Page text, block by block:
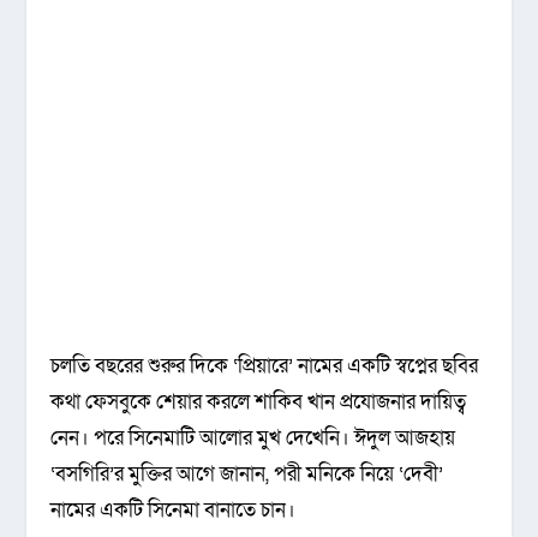
চলতি বছরের শুরুর দিকে ‘প্রিয়ারে’ নামের একটি স্বপ্নের ছবির
কথা ফেসবুকে শেয়ার করলে শাকিব খান প্রযোজনার দায়িত্ব
নেন। পরে সিনেমাটি আলোর মুখ দেখেনি। ঈদুল আজহায়
‘বসগিরি’র মুক্তির আগে জানান, পরী মনিকে নিয়ে ‘দেবী’
নামের একটি সিনেমা বানাতে চান।